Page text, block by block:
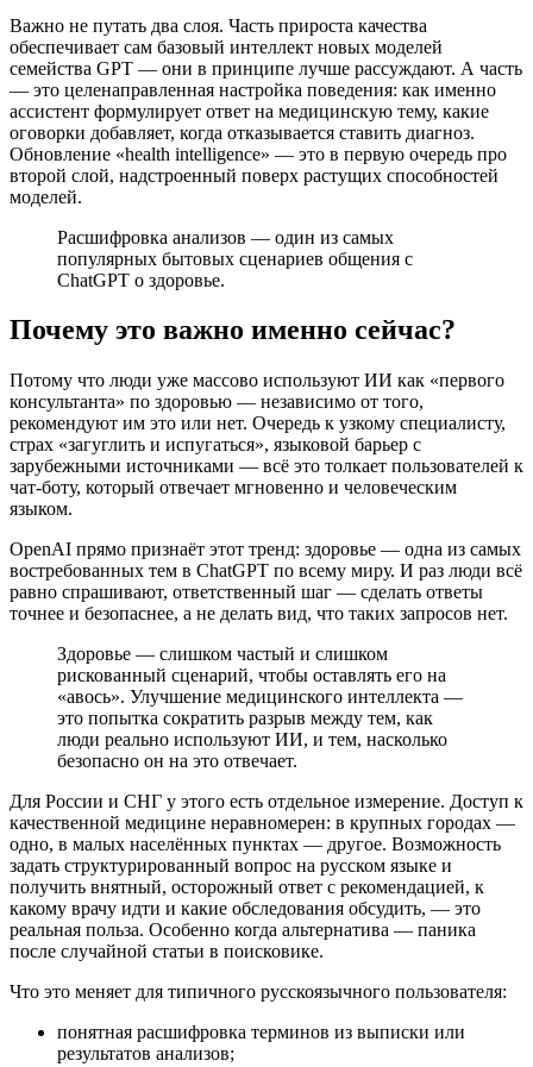
Важно не путать два слоя. Часть прироста качества
обеспечивает сам базовый интеллект новых моделей
семейства GPT — они в принципе лучше рассуждают. А часть
— это целенаправленная настройка поведения: как именно
ассистент формулирует ответ на медицинскую тему, какие
оговорки добавляет, когда отказывается ставить диагноз.
Обновление «health intelligence» — это в первую очередь про
второй слой, надстроенный поверх растущих способностей
моделей.
Расшифровка анализов — один из самых
популярных бытовых сценариев общения с
ChatGPT о здоровье.
Почему это важно именно сейчас?
Потому что люди уже массово используют ИИ как «первого
консультанта» по здоровью — независимо от того,
рекомендуют им это или нет. Очередь к узкому специалисту,
страх «загуглить и испугаться», языковой барьер с
зарубежными источниками — всё это толкает пользователей к
чат-боту, который отвечает мгновенно и человеческим
языком.
OpenAI прямо признаёт этот тренд: здоровье — одна из самых
востребованных тем в ChatGPT по всему миру. И раз люди всё
равно спрашивают, ответственный шаг — сделать ответы
точнее и безопаснее, а не делать вид, что таких запросов нет.
Здоровье — слишком частый и слишком
рискованный сценарий, чтобы оставлять его на
«авось». Улучшение медицинского интеллекта —
это попытка сократить разрыв между тем, как
люди реально используют ИИ, и тем, насколько
безопасно он на это отвечает.
Для России и СНГ у этого есть отдельное измерение. Доступ к
качественной медицине неравномерен: в крупных городах —
одно, в малых населённых пунктах — другое. Возможность
задать структурированный вопрос на русском языке и
получить внятный, осторожный ответ с рекомендацией, к
какому врачу идти и какие обследования обсудить, — это
реальная польза. Особенно когда альтернатива — паника
после случайной статьи в поисковике.
Что это меняет для типичного русскоязычного пользователя:
понятная расшифровка терминов из выписки или
результатов анализов;